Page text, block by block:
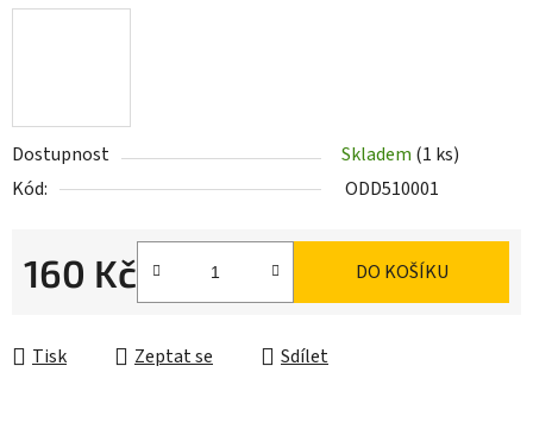
Dostupnost Skladem (1 ks)
Kód:
ODD510001
160 Kč DO KOŠÍKU
Tisk Zeptat se Sdílet